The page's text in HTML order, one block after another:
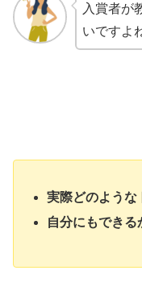
入賞者が
いですよ
実際どのような
自分にもできる